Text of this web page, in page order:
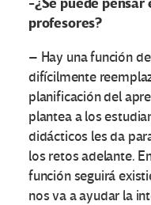
profesores?
– Hay una función
difícilmente
planificación del
plantea a los
didácticos les da
los retos adelante.
función seguirá
nos va a ayudar la